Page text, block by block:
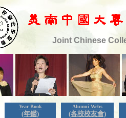
Joint Chinese
Year Book
(年鑑)
Alumni Webs
(各校校友會)